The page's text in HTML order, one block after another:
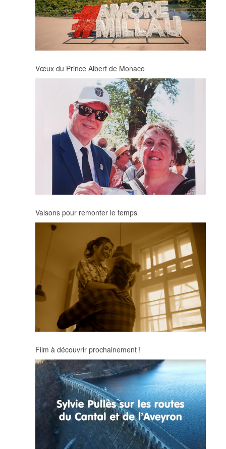
Vœux du Prince Albert de Monaco
Valsons pour remonter le temps
Film à découvrir prochainement !